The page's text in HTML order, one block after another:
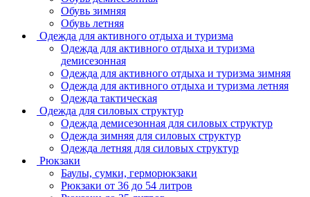
Обувь зимняя
Обувь летняя
Одежда для активного отдыха и туризма
Одежда для активного отдыха и туризма
демисезонная
Одежда для активного отдыха и туризма зимняя
Одежда для активного отдыха и туризма летняя
Одежда тактическая
Одежда для силовых структур
Одежда демисезонная для силовых структур
Одежда зимняя для силовых структур
Одежда летняя для силовых структур
Рюкзаки
Баулы, сумки, герморюкзаки
Рюкзаки от 36 до 54 литров